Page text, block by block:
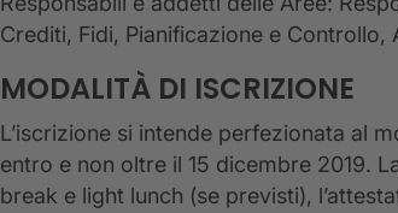
Crediti, Fidi, Pianificazione e Controllo,
MODALITÀ DI ISCRIZIONE
L’iscrizione si intende perfezionata al
entro e non oltre il 15 dicembre 2019.
break e light lunch (se previsti),